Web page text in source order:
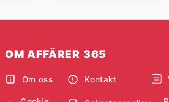
OM AFFÄRER 365
Om oss Kontakt